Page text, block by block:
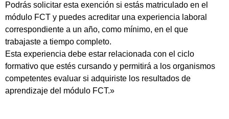
Podrás solicitar esta exención si estás matriculado en el
módulo FCT y puedes acreditar una experiencia laboral
correspondiente a un año, como mínimo, en el que
trabajaste a tiempo completo.
Esta experiencia debe estar relacionada con el ciclo
formativo que estés cursando y permitirá a los organismos
competentes evaluar si adquiriste los resultados de
aprendizaje del módulo FCT.»